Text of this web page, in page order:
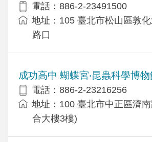
電話：886-2-23491500
地址：105 臺北市松山區敦
路口
成功高中 蝴蝶宮‧昆蟲科學博
電話：886-2-23216256
地址：100 臺北市中正區濟
合大樓3樓)